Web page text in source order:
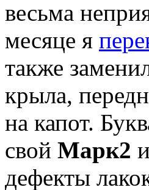
весьма
месяце я
также
крыла,
на капот.
свой Марк2
дефекты